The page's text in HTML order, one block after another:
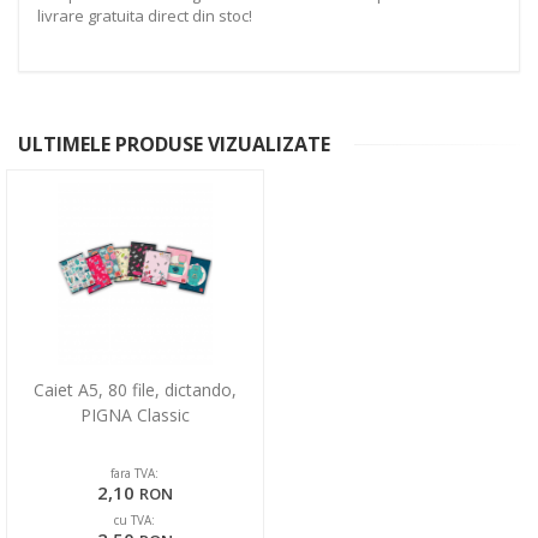
livrare gratuita direct din stoc!
ULTIMELE PRODUSE VIZUALIZATE
Caiet A5, 80 file, dictando,
PIGNA Classic
fara TVA:
2,10 RON
cu TVA: